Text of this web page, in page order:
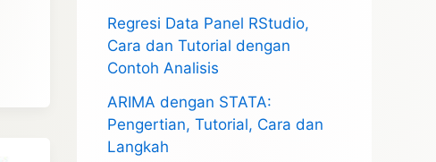
Regresi Data Panel RStudio,
Cara dan Tutorial dengan
Contoh Analisis
ARIMA dengan STATA:
Pengertian, Tutorial, Cara dan
Langkah